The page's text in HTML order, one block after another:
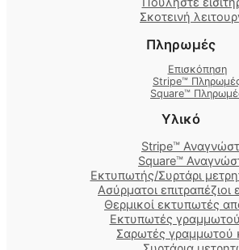
Σκοτεινή
Πληρωμές
Επισκόπηση
Stripe™
Square™
Υλικό
Stripe™
Square™
Εκτυπωτής/Συρτάρι
Ασύρματοι επιτραπέζιοι
Θερμικοί εκτυπωτές
Εκτυπωτές
Σαρωτές γραμμωτού